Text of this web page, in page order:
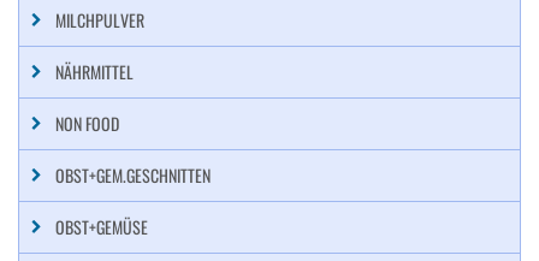
MILCHPULVER
NÄHRMITTEL
NON FOOD
OBST+GEM.GESCHNITTEN
OBST+GEMÜSE